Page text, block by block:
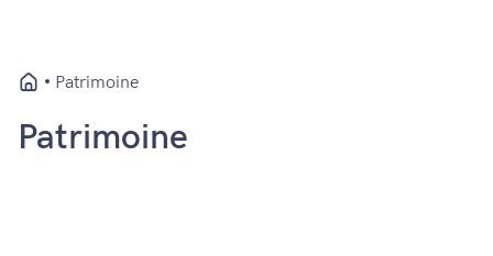
Patrimoine
Patrimoine